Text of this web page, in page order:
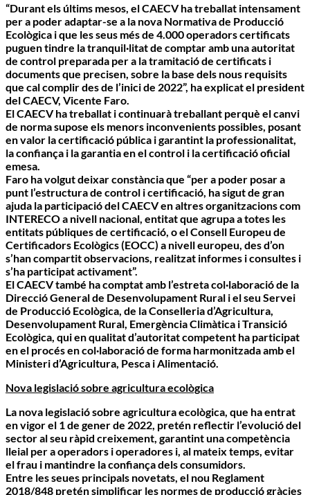
“Durant els últims mesos, el CAECV ha treballat intensament
per a poder adaptar-se a la nova Normativa de Producció
Ecològica i que les seus més de 4.000 operadors certificats
puguen tindre la tranquil·litat de comptar amb una autoritat
de control preparada per a la tramitació de certificats i
documents que precisen, sobre la base dels nous requisits
que cal complir des de l’inici de 2022”, ha explicat el president
del CAECV, Vicente Faro.
El CAECV ha treballat i continuarà treballant perquè el canvi
de norma supose els menors inconvenients possibles, posant
en valor la certificació pública i garantint la professionalitat,
la confiança i la garantia en el control i la certificació oficial
emesa.
Faro ha volgut deixar constància que “per a poder posar a
punt l’estructura de control i certificació, ha sigut de gran
ajuda la participació del CAECV en altres organitzacions com
INTERECO a nivell nacional, entitat que agrupa a totes les
entitats públiques de certificació, o el Consell Europeu de
Certificadors Ecològics (EOCC) a nivell europeu, des d’on
s’han compartit observacions, realitzat informes i consultes i
s’ha participat activament”.
El CAECV també ha comptat amb l’estreta col·laboració de la
Direcció General de Desenvolupament Rural i el seu Servei
de Producció Ecològica, de la Conselleria d’Agricultura,
Desenvolupament Rural, Emergència Climàtica i Transició
Ecològica, qui en qualitat d’autoritat competent ha participat
en el procés en col·laboració de forma harmonitzada amb el
Ministeri d’Agricultura, Pesca i Alimentació.
Nova legislació sobre agricultura ecològica
La nova legislació sobre agricultura ecològica, que ha entrat
en vigor el 1 de gener de 2022, pretén reflectir l’evolució del
sector al seu ràpid creixement, garantint una competència
lleial per a operadors i operadores i, al mateix temps, evitar
el frau i mantindre la confiança dels consumidors.
Entre les seues principals novetats, el nou Reglament
2018/848 pretén simplificar les normes de producció gràcies